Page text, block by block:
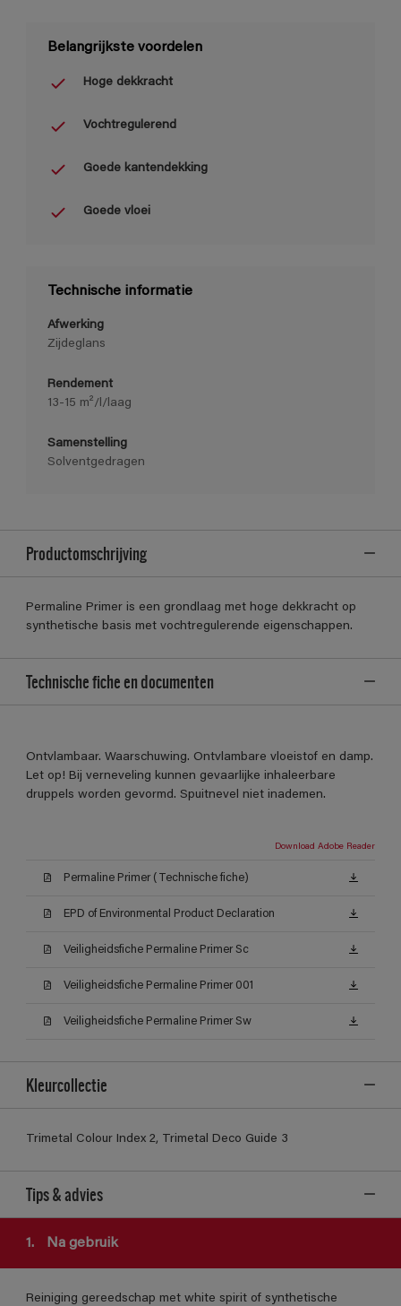
Belangrijkste voordelen
Hoge dekkracht
Vochtregulerend
Goede kantendekking
Goede vloei
Technische informatie
Afwerking
Zijdeglans
Rendement
13-15 m²/l/laag
Samenstelling
Solventgedragen
Productomschrijving
Permaline Primer is een grondlaag met hoge dekkracht op
synthetische basis met vochtregulerende eigenschappen.
Technische fiche en documenten
Ontvlambaar. Waarschuwing. Ontvlambare vloeistof en damp.
Let op! Bij verneveling kunnen gevaarlijke inhaleerbare
druppels worden gevormd. Spuitnevel niet inademen.
Download Adobe Reader
Permaline Primer (Technische fiche)
EPD of Environmental Product Declaration
Veiligheidsfiche Permaline Primer Sc
Veiligheidsfiche Permaline Primer 001
Veiligheidsfiche Permaline Primer Sw
Kleurcollectie
Trimetal Colour Index 2, Trimetal Deco Guide 3
Tips & advies
1. Na gebruik
Reiniging gereedschap met white spirit of synthetische